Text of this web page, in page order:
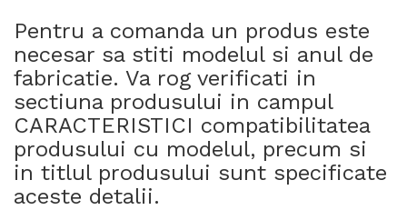
Pentru a comanda un produs este
necesar sa stiti modelul si anul de
fabricatie. Va rog verificati in
sectiuna produsului in campul
CARACTERISTICI compatibilitatea
produsului cu modelul, precum si
in titlul produsului sunt specificate
aceste detalii.